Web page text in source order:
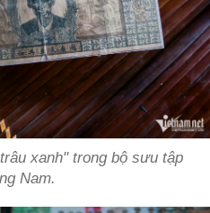
xanh" trong bộ sưu tập
Nam.